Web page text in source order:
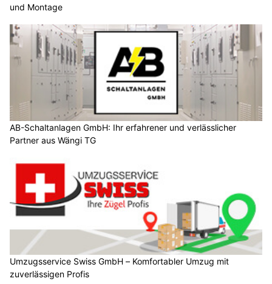
und Montage
AB-Schaltanlagen GmbH: Ihr erfahrener und verlässlicher
Partner aus Wängi TG
Umzugsservice Swiss GmbH – Komfortabler Umzug mit
zuverlässigen Profis